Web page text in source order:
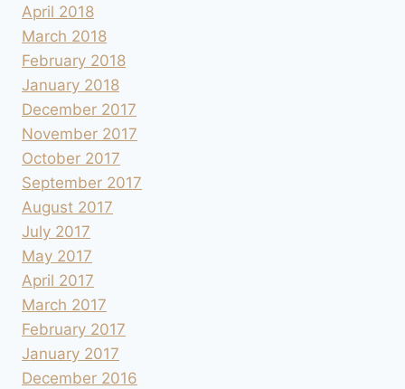
April 2018
March 2018
February 2018
January 2018
December 2017
November 2017
October 2017
September 2017
August 2017
July 2017
May 2017
April 2017
March 2017
February 2017
January 2017
December 2016